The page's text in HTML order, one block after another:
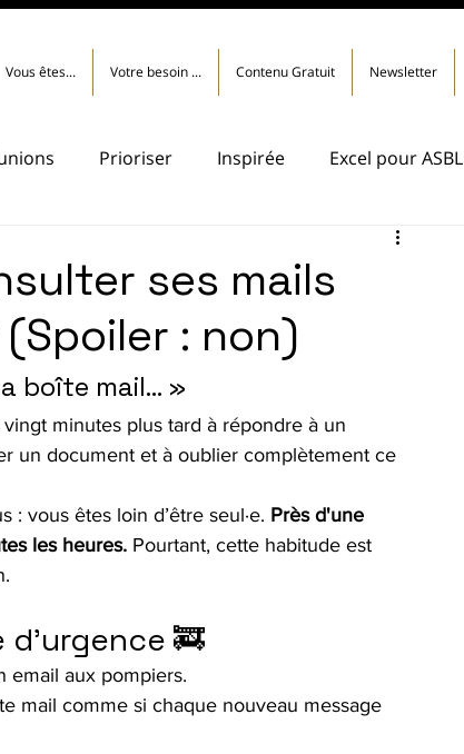
Vous êtes... Votre besoin ... Contenu Gratuit Newsletter
Prioriser Inspirée Excel pour ASBL
ses mails
: non)
boîte mail… »
minutes plus tard à répondre à un
un document et à oublier complètement ce
vous êtes loin d’être seul·e. Près d'une
les heures. Pourtant, cette habitude est
d'urgence 🚒
email aux pompiers.
mail comme si chaque nouveau message